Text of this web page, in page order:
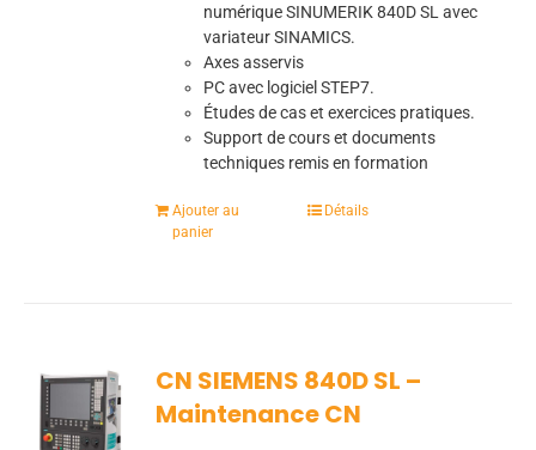
numérique SINUMERIK 840D SL avec
variateur SINAMICS.
Axes asservis
PC avec logiciel STEP7.
Études de cas et exercices pratiques.
Support de cours et documents
techniques remis en formation
Ajouter au
panier
Détails
CN SIEMENS 840D SL –
Maintenance CN